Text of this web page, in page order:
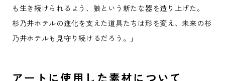
も生き続けられるよう、狼という新たな器を造り上げた。
杉乃井ホテルの進化を支えた道具たちは形を変え、未来の杉
乃井ホテルも見守り続けるだろう。」
アートに使用した素材について